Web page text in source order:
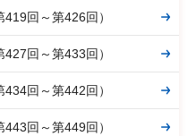
回～第426回）
回～第433回）
回～第442回）
回～第449回）